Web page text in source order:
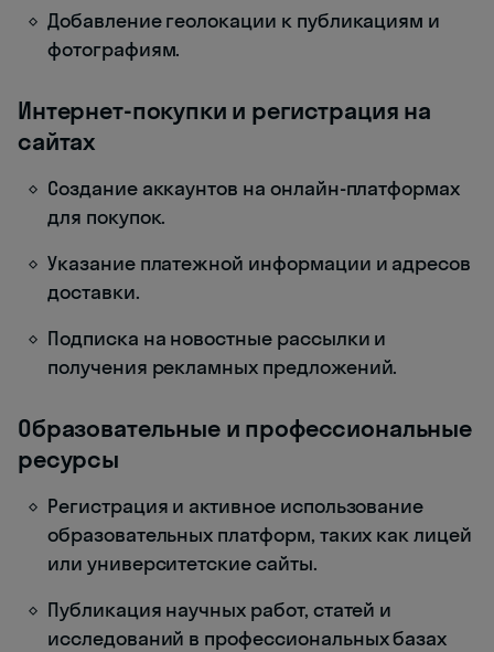
Добавление геолокации к публикациям и
фотографиям.
Интернет-покупки и регистрация на
сайтах
Создание аккаунтов на онлайн-платформах
для покупок.
Указание платежной информации и адресов
доставки.
Подписка на новостные рассылки и
получения рекламных предложений.
Образовательные и профессиональные
ресурсы
Регистрация и активное использование
образовательных платформ, таких как лицей
или университетские сайты.
Публикация научных работ, статей и
исследований в профессиональных базах